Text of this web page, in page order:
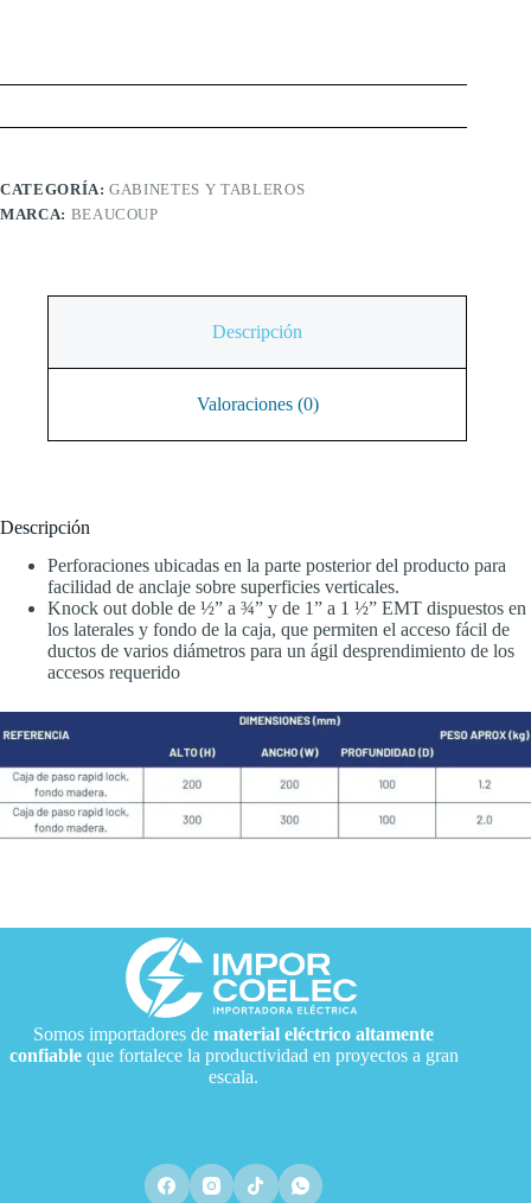
CATEGORÍA:GABINETES Y TABLEROS
MARCA: BEAUCOUP
Descripción
Valoraciones (0)
Descripción
Perforaciones ubicadas en la parte posterior del producto para
facilidad de anclaje sobre superficies verticales.
Knock out doble de ½” a ¾” y de 1” a 1 ½” EMT dispuestos en
los laterales y fondo de la caja, que permiten el acceso fácil de
ductos de varios diámetros para un ágil desprendimiento de los
accesos requerido
Somos importadores dematerial eléctrico altamente
confiableque fortalece la productividad en proyectos a gran
escala.